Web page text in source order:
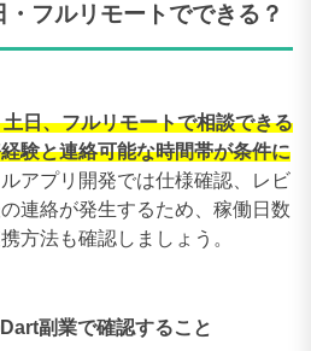
フルリモートでできる？
日、フルリモートで相談できる
験と連絡可能な時間帯が条件に
アプリ開発では仕様確認、レビ
連絡が発生するため、稼働日数
方法も確認しましょう。
副業で確認すること